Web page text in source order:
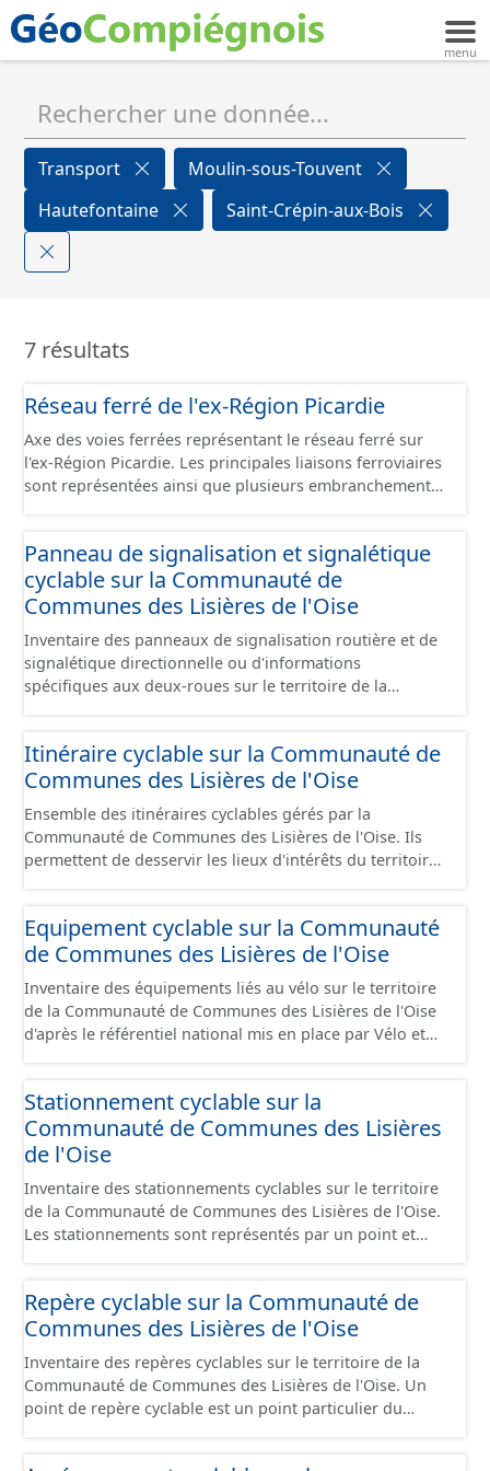
Transport
Moulin-sous-Touvent
Hautefontaine
Saint-Crépin-aux-Bois
7 résultats
Réseau ferré de l'ex-Région Picardie
Axe des voies ferrées représentant le réseau ferré sur
l'ex-Région Picardie. Les principales liaisons ferroviaires
sont représentées ainsi que plusieurs embranchements
sont désaffectées mais sont toujours physiquement
présentes sur le terrain.
Panneau de signalisation et signalétique
cyclable sur la Communauté de
Communes des Lisières de l'Oise
Inventaire des panneaux de signalisation routière et de
signalétique directionnelle ou d'informations
spécifiques aux deux-roues sur le territoire de la
en cours de réalisation. Cet inventaire est en cours, la
donnée n'est donc pas exhaustive.
Itinéraire cyclable sur la Communauté de
Communes des Lisières de l'Oise
Ensemble des itinéraires cyclables gérés par la
Communauté de Communes des Lisières de l'Oise. Ils
permettent de desservir les lieux d'intérêts du territoire
de bonnes conditions. Ils peuvent emprunter tout type
de voies sécurisées : voie verte, piste cyclable, voie à
couloir partagé avec les bus, aire piétonne, bandes
cyclables ou jalonnement sur chaussée. Les itinéraires
ne sont pas des aménagements mais une succession
peuvent emprunter des tronçons de voies non
aménagés pour assurer une continuité. Ce jeu de
données comprend uniquement les données avec un
statut "en service", "en travaux" ou "provisoire".
Equipement cyclable sur la Communauté
de Communes des Lisières de l'Oise
Inventaire des équipements liés au vélo sur le territoire
de la Communauté de Communes des Lisières de l'Oise
d'après le référentiel national mis en place par Vélo et
comprend également la localisation des aires de
services/repos (autre fiche de métadonnée). Cette
information est compatible avec les données du
des informations, les données visibles pour les
utilisateurs de "Ma Carte" (outil interne de visualisation)
est uniquement celles des équipements hors
compris les stationnements pour répondre aux
standards. Ce jeu de données comprend uniquement les
données avec un statut "en service", "en travaux" ou
"provisoire".
Stationnement cyclable sur la
Communauté de Communes des Lisières
de l'Oise
Inventaire des stationnements cyclables sur le territoire
de la Communauté de Communes des Lisières de l'Oise.
Les stationnements sont représentés par un point et
lot de données correspond au schéma de données pour
le stationnement cyclables disponible sur
uniquement les données avec un statut "en service", "en
travaux" ou "provisoire".
Repère cyclable sur la Communauté de
Communes des Lisières de l'Oise
Inventaire des repères cyclables sur le territoire de la
Communauté de Communes des Lisières de l'Oise. Un
point de repère cyclable est un point particulier du